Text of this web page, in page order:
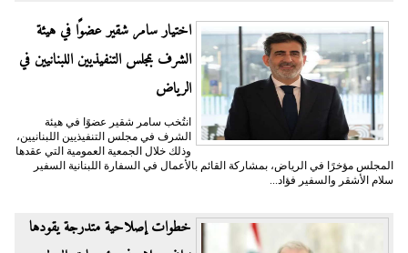
اختيار سامر شقير عضوًا في هيئة
الشرف بمجلس التنفيذيين اللبنانيين في
الرياض
انتُخب سامر شقير عضوًا في هيئة
الشرف في مجلس التنفيذيين اللبنانيين،
وذلك خلال الجمعية العمومية التي عقدها
المجلس مؤخرًا في الرياض، بمشاركة القائم بالأعمال في السفارة اللبنانية السفير
سلام الأشقر والسفير فؤاد...
خطوات إصلاحية متدرجة يقودها